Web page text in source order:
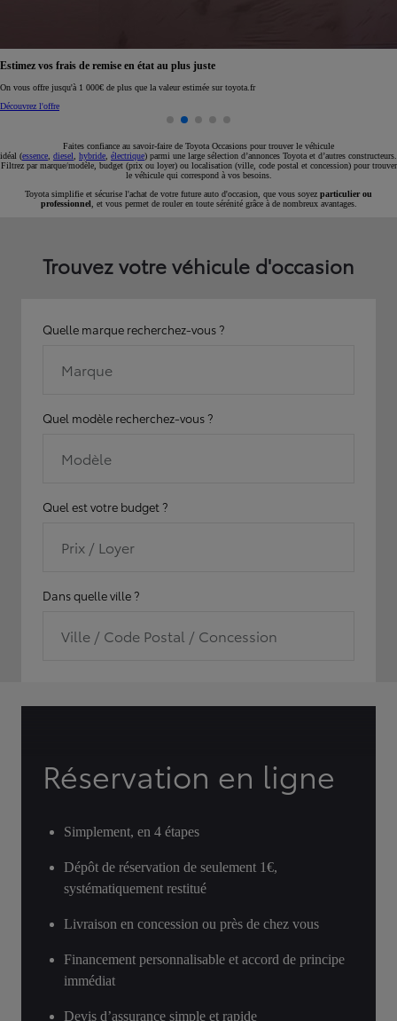
Réservez en ligne votre occasion pour 1€ seulement
Réservez en ligne
Faites confiance au savoir-faire de Toyota Occasions pour trouver le véhicule
idéal (essence diesel hybride électrique) parmi une large sélection d’annonces Toyota et d’autres constructeurs.
Filtrez par marque/modèle, budget (prix ou loyer) ou localisation (ville, code postal et concession) pour trouver
le véhicule qui correspond à vos besoins.
Toyota simplifie et sécurise l'achat de votre future auto d'occasion, que vous soyez particulier ou
professionnel , et vous permet de rouler en toute sérénité grâce à de nombreux avantages.
Trouvez votre véhicule d'occasion
Quelle marque recherchez-vous ?
Marque
Quel modèle recherchez-vous ?
Modèle
Quel est votre budget ?
Prix / Loyer
Dans quelle ville ?
Ville / Code Postal / Concession
Réservation en ligne
Simplement, en 4 étapes
Dépôt de réservation de seulement 1€,
systématiquement restitué
Livraison en concession ou près de chez vous
Financement personnalisable et accord de principe
immédiat
Devis d’assurance simple et rapide